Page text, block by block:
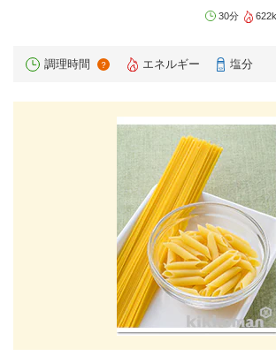
30分
調理時間 ？ エネルギー 塩分